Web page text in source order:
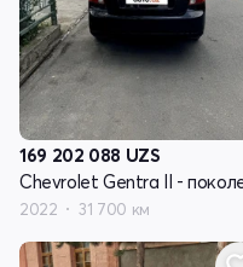
169 202 088 UZS
2022 31 700 км